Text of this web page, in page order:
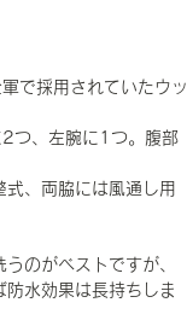
で採用されていたウッ
つ、左腕に1つ。腹部
、両脇には風通し用
のがベストですが、
水効果は長持ちしま